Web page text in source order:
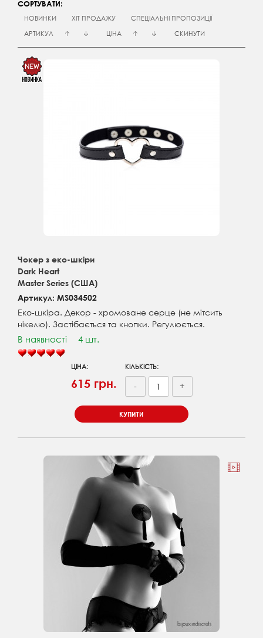
СОРТУВАТИ:
НОВИНКИ
ХІТ ПРОДАЖУ
СПЕЦІАЛЬНІ ПРОПОЗИЦІЇ
АРТИКУЛ
ЦІНА СКИНУТИ
Чокер з еко-шкіри
Dark Heart
Master Series (США)
Артикул: MS034502
Еко-шкіра. Декор - хромоване серце (не мітсить
нікелю). Застібається та кнопки. Регулюється.
В наявності 4 шт.
ЦІНА:
615 грн.
КІЛЬКІСТЬ:
- +
КУПИТИ